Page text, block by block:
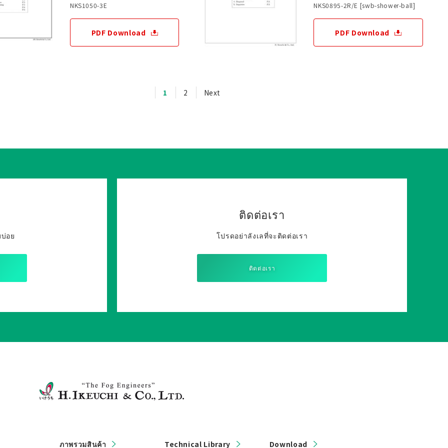
NKS1050-3E
PDF Download
NKS0895-2R/E [swb-shower-ball]
PDF Download
1 2 Next
อย
ติดต่อเรา
โปรดอย่าลังเลที่จะติดต่อเรา
ติดต่อเรา
ภาพรวมสินค้า Technical Library Download